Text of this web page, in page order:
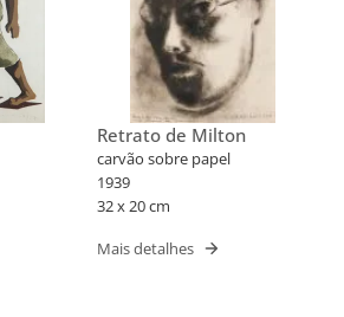
Retrato de Milton
carvão sobre papel
1939
32 x 20 cm
Mais detalhes